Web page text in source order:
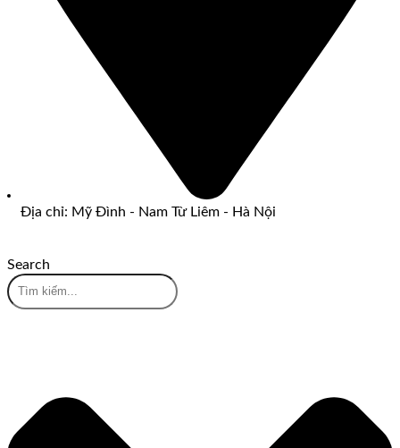
Địa chỉ: Mỹ Đình - Nam Từ Liêm - Hà Nội
Search